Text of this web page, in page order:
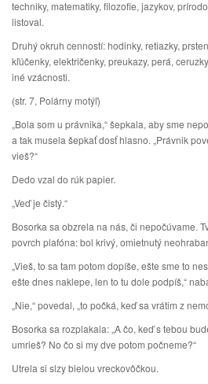
techniky, matematiky, filozofie, jazykov,
listoval.
Druhý okruh cenností: hodinky, retiazky,
kľúčenky, električenky, preukazy, perá,
iné vzácnosti.
(str. 7, Polárny motýľ)
„Bola som u právnika,“ šepkala, aby sme
a tak musela šepkať dosť hlasno. „Právnik
vieš?“
Dedo vzal do rúk papier.
„Veď je čistý.“
Bosorka sa obzrela na nás, či nepočúvame.
povrch plafóna: bol krivý, omietnutý
„Vieš, to sa tam potom dopíše, ešte sme to
ešte dnes naklepe, len to tu dole podpíš,“
„Nie,“ povedal, „to počká, keď sa vrátim z
Bosorka sa rozplakala: „A čo, keď s tebou
umrieš? No čo si my dve potom počneme?“
Utrela si slzy bielou vreckovôčkou.